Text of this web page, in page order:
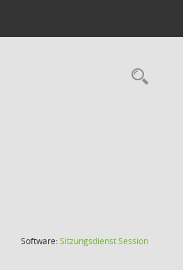
Software:SitzungsdienstSession(Wird in